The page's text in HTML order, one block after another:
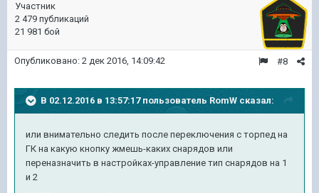
Участник
2 479 публикаций
21 981 бой
#8
Опубликовано: 2 дек 2016, 14:09:42
В 02.12.2016 в 13:57:17 пользователь RomW сказал:
или внимательно следить после переключения с торпед на
ГК на какую кнопку жмешь-каких снарядов или
переназначить в настройках-управление тип снарядов на 1
и 2